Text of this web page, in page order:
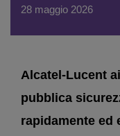
28 maggio 2026
Alcatel-Lucent
pubblica
rapidamente ed